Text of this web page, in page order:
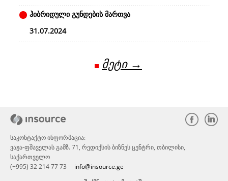
ჰიბრიდული გუნდების მართვა
31.07.2024
მეტი →
საკონტაქტო ინფორმაცია:
ვაჟა-ფშაველას გამზ. 71, რედიქსის ბიზნეს ცენტრი, თბილისი,
საქართველო
(+995) 32 214 77 73 info@insource.ge